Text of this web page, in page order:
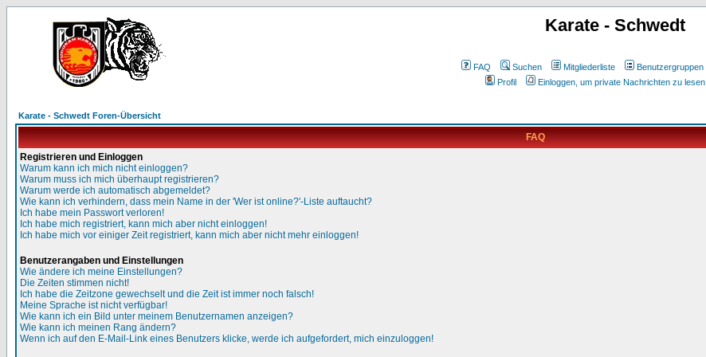
Karate - Schwedt
FAQ Suchen Mitgliederliste Benutzergruppen
Profil
Einloggen, um private Nachrichten zu lesen
Karate - Schwedt Foren-Übersicht
FAQ
Registrieren und Einloggen
Warum kann ich mich nicht einloggen?
Warum muss ich mich überhaupt registrieren?
Warum werde ich automatisch abgemeldet?
Wie kann ich verhindern, dass mein Name in der 'Wer ist online?'-Liste auftaucht?
Ich habe mein Passwort verloren!
Ich habe mich registriert, kann mich aber nicht einloggen!
Ich habe mich vor einiger Zeit registriert, kann mich aber nicht mehr einloggen!
Benutzerangaben und Einstellungen
Wie ändere ich meine Einstellungen?
Die Zeiten stimmen nicht!
Ich habe die Zeitzone gewechselt und die Zeit ist immer noch falsch!
Meine Sprache ist nicht verfügbar!
Wie kann ich ein Bild unter meinem Benutzernamen anzeigen?
Wie kann ich meinen Rang ändern?
Wenn ich auf den E-Mail-Link eines Benutzers klicke, werde ich aufgefordert, mich einzuloggen!